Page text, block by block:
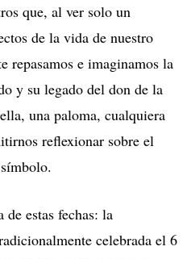
que, al ver solo un
de la vida de nuestro
repasamos e imaginamos la
y su legado del don de la
una paloma, cualquiera
reflexionar sobre el
de estas fechas: la
celebrada el 6